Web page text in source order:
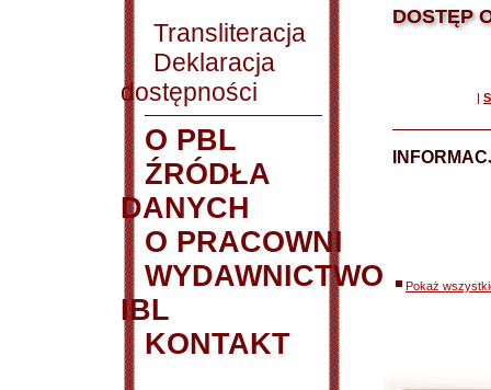
Transliteracja
Deklaracja
dostępności
O PBL
ŹRÓDŁA
DANYCH
O PRACOWNI
WYDAWNICTWO
IBL
KONTAKT
DOSTĘP
|
Pokaż